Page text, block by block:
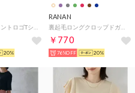
20%
RANAN
裏起毛ロングクロップドガウチョパンツ （ブラウンチェック）
￥770
76%OFF 20%